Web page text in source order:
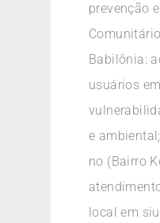
prevenção
Babilônia:
usuários
e
no (Bairro
local em